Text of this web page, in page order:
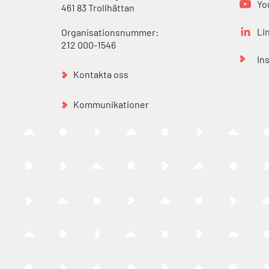
461 83 Trollhättan
Organisationsnummer:
212 000-1546
Kontakta oss
Kommunikationer